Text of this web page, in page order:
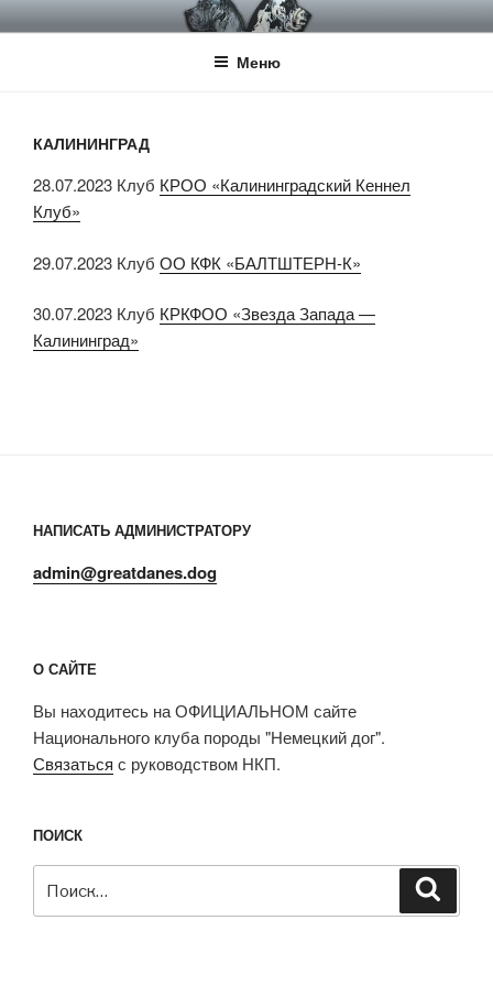
Перейти
к
НКП НЕМЕЦКИЙ ДОГ
Официальный сайт НКП Немецкий Дог
Меню
КАЛИНИНГРАД
28.07.2023 Клуб КРОО «Калининградский Кеннел
Клуб»
29.07.2023 Клуб ОО КФК «БАЛТШТЕРН-К»
30.07.2023 Клуб КРКФОО «Звезда Запада —
Калининград»
НАПИСАТЬ АДМИНИСТРАТОРУ
admin@greatdanes.dog
О САЙТЕ
Вы находитесь на ОФИЦИАЛЬНОМ сайте
Национального клуба породы "Немецкий дог".
Связаться с руководством НКП.
ПОИСК